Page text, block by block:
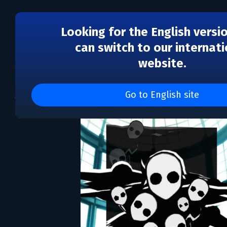
Looking for the English
can switch to our
website.
Go to English site
Acanthoceras